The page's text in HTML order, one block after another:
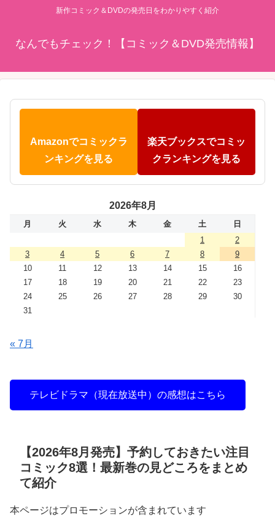
新作コミック＆DVDの発売日をわかりやすく紹介
なんでもチェック！【コミック＆DVD発売情報】
Amazonでコミックラ
ンキングを見る
楽天ブックスでコミッ
クランキングを見る
2026年8月
月 火 水 木 金 土
日
1
2
3
4 5 6 7 8
9
10
11 12 13 14 15
16
17
18 19 20 21 22
23
24
25 26 27 28 29
30
31
« 7月
テレビドラマ（現在放送中）の感想はこちら
【2026年8月発売】予約しておきたい注目
コミック8選！最新巻の見どころをまとめ
て紹介
本ページはプロモーションが含まれています